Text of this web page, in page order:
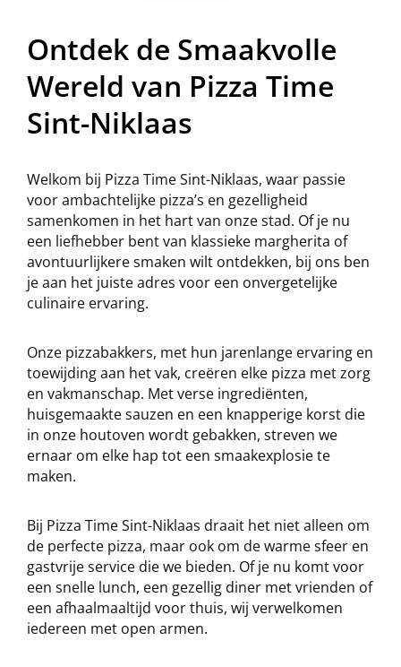
Ontdek de Smaakvolle
Wereld van Pizza Time
Sint-Niklaas
Welkom bij Pizza Time Sint-Niklaas, waar passie
voor ambachtelijke pizza’s en gezelligheid
samenkomen in het hart van onze stad. Of je nu
een liefhebber bent van klassieke margherita of
avontuurlijkere smaken wilt ontdekken, bij ons ben
je aan het juiste adres voor een onvergetelijke
culinaire ervaring.
Onze pizzabakkers, met hun jarenlange ervaring en
toewijding aan het vak, creëren elke pizza met zorg
en vakmanschap. Met verse ingrediënten,
huisgemaakte sauzen en een knapperige korst die
in onze houtoven wordt gebakken, streven we
ernaar om elke hap tot een smaakexplosie te
maken.
Bij Pizza Time Sint-Niklaas draait het niet alleen om
de perfecte pizza, maar ook om de warme sfeer en
gastvrije service die we bieden. Of je nu komt voor
een snelle lunch, een gezellig diner met vrienden of
een afhaalmaaltijd voor thuis, wij verwelkomen
iedereen met open armen.